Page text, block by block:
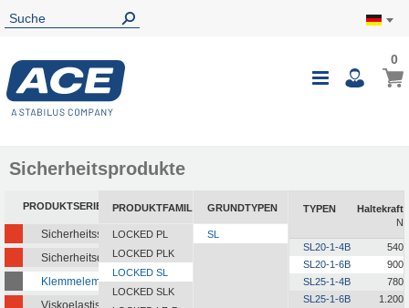
00
Sicherheitsprodukte
PRODUKTSERIEN
Sicherheitsstoßdämpfer
Sicherheitsdämpfer
Klemmelemente
Viskoelastische
PRODUKTFAMILIEN
LOCKED PL
LOCKED PLK
LOCKED SL
LOCKED SLK
GRUNDTYPEN
SL
TYPEN
Haltekraft
N
SL20-1-4B
540
SL20-1-6B
900
SL25-1-4B
780
SL25-1-6B
1.200